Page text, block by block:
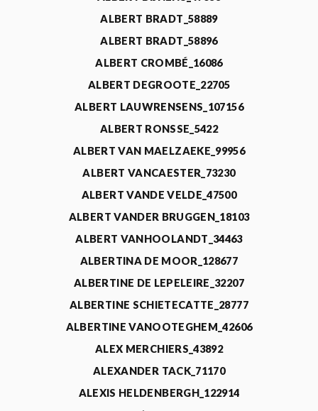
ALBERT BRADT_58889
ALBERT BRADT_58896
ALBERT CROMBÉ_16086
ALBERT DEGROOTE_22705
ALBERT LAUWRENSENS_107156
ALBERT RONSSE_5422
ALBERT VAN MAELZAEKE_99956
ALBERT VANCAESTER_73230
ALBERT VANDE VELDE_47500
ALBERT VANDER BRUGGEN_18103
ALBERT VANHOOLANDT_34463
ALBERTINA DE MOOR_128677
ALBERTINE DE LEPELEIRE_32207
ALBERTINE SCHIETECATTE_28777
ALBERTINE VANOOTEGHEM_42606
ALEX MERCHIERS_43892
ALEXANDER TACK_71170
ALEXIS HELDENBERGH_122914